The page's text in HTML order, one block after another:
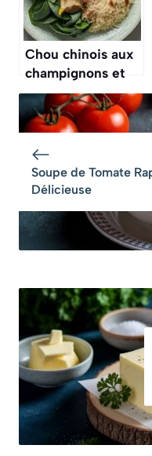
Chou chinois aux
champignons et
riz : recette
savoureuse
Soupe de Tomate
Délicieuse